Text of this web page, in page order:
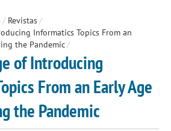
/ Revistas/
Informatics Topics From an
the Pandemic/
of Introducing
From an Early Age
the Pandemic